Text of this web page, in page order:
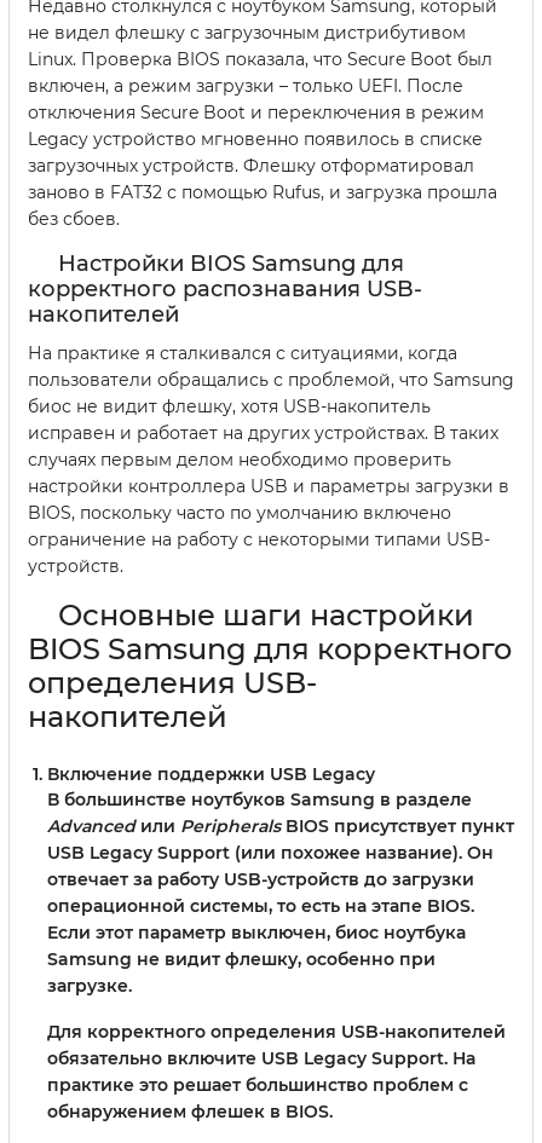
Недавно столкнулся с ноутбуком Samsung, который
не видел флешку с загрузочным дистрибутивом
Linux. Проверка BIOS показала, что Secure Boot был
включен, а режим загрузки – только UEFI. После
отключения Secure Boot и переключения в режим
Legacy устройство мгновенно появилось в списке
загрузочных устройств. Флешку отформатировал
заново в FAT32 с помощью Rufus, и загрузка прошла
без сбоев.
Настройки BIOS Samsung для
корректного распознавания USB-
накопителей
На практике я сталкивался с ситуациями, когда
пользователи обращались с проблемой, что Samsung
биос не видит флешку, хотя USB-накопитель
исправен и работает на других устройствах. В таких
случаях первым делом необходимо проверить
настройки контроллера USB и параметры загрузки в
BIOS, поскольку часто по умолчанию включено
ограничение на работу с некоторыми типами USB-
устройств.
Основные шаги настройки
BIOS Samsung для корректного
определения USB-
накопителей
Включение поддержки USB Legacy
В большинстве ноутбуков Samsung в разделе
Advancedили PeripheralsBIOS присутствует пункт
USB Legacy Support (или похожее название). Он
отвечает за работу USB-устройств до загрузки
операционной системы, то есть на этапе BIOS.
Если этот параметр выключен, биос ноутбука
Samsung не видит флешку, особенно при
загрузке.
Для корректного определения USB-накопителей
обязательно включите USB Legacy Support. На
практике это решает большинство проблем с
обнаружением флешек в BIOS.